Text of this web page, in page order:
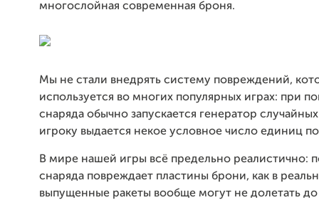
многослойная современная броня.
Мы не стали внедрять систему повреждений,
используется во многих популярных играх: при
снаряда обычно запускается генератор
игроку выдается некое условное число единиц
В мире нашей игры всё предельно реалистично:
снаряда повреждает пластины брони, как в
выпущенные ракеты вообще могут не долетать